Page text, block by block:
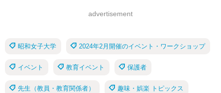
advertisement
昭和女子大学 2024年2月開催のイベント・ワークショップ
イベント 教育イベント 保護者
先生（教員・教育関係者） 趣味・娯楽 トピックス